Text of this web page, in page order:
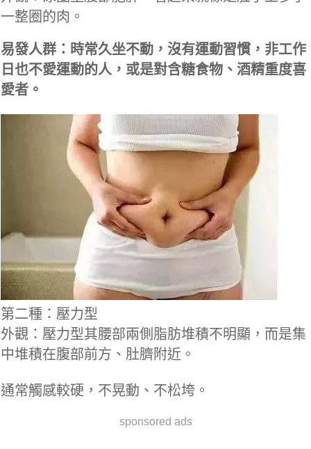
一整圈的肉。
易發人群：時常久坐不動，沒有運動習慣，非工作
日也不愛運動的人，或是對含糖食物、酒精重度喜
愛者。
第二種：壓力型
外觀：壓力型其腰部兩側脂肪堆積不明顯，而是集
中堆積在腹部前方、肚臍附近。
通常觸感較硬，不晃動、不松垮。
sponsored ads